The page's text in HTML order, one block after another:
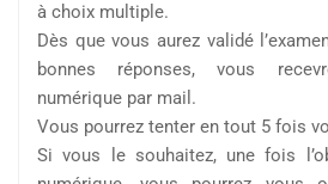
à choix multiple.
Dès que vous aurez validé
bonnes réponses, vous
numérique par mail.
Vous pourrez tenter en tout 5 fois
Si vous le souhaitez, une fois